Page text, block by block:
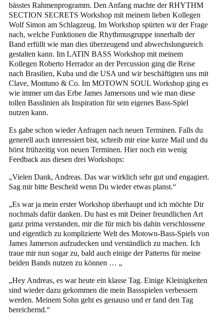
bässtes Rahmenprogramm. Den Anfang machte der RHYTHM
SECTION SECRETS Workshop mit meinem lieben Kollegen
Wolf Simon am Schlagzeug. Im Workshop spürten wir der Frage
nach, welche Funktionen die Rhythmusgruppe innerhalb der
Band erfüllt wie man dies überzeugend und abwechslungsreich
gestalten kann. Im LATIN BASS Workshop mit meinem
Kollegen Roberto Herrador an der Percussion ging die Reise
nach Brasilien, Kuba und die USA und wir beschäftigten uns mit
Clave, Montuno & Co. Im MOTOWN SOUL Workshop ging es
wie immer um das Erbe James Jamersons und wie man diese
tollen Basslinien als Inspiration für sein eigenes Bass-Spiel
nutzen kann.
Es gabe schon wieder Anfragen nach neuen Terminen. Falls du
generell auch interessiert bist, schreib mir eine kurze Mail und du
hörst frühzeitig von neuen Terminen. Hier noch ein wenig
Feedback aus diesen drei Workshops:
„Vielen Dank, Andreas. Das war wirklich sehr gut und engagiert.
Sag mir bitte Bescheid wenn Du wieder etwas planst.“
„Es war ja mein erster Workshop überhaupt und ich möchte Dir
nochmals dafür danken. Du hast es mit Deiner freundlichen Art
ganz prima verstanden, mir die für mich bis dahin verschlossene
und eigentlich zu komplizierte Welt des Motown-Bass-Spiels von
James Jamerson aufzudecken und verständlich zu machen. Ich
traue mir nun sogar zu, bald auch einige der Patterns für meine
beiden Bands nutzen zu können … „
„Hey Andreas, es war heute ein klasse Tag. Einige Kleinigkeiten
sind wieder dazu gekommen die mein Bassspielen verbessern
werden. Meinem Sohn geht es genauso und er fand den Tag
bereichernd.“